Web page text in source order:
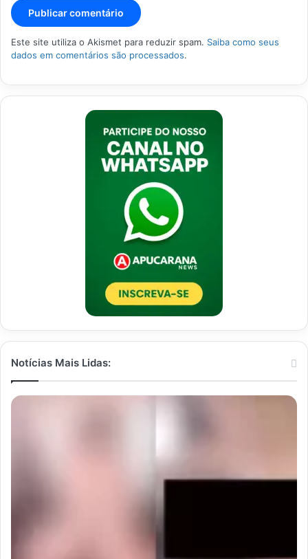
Este site utiliza o Akismet para reduzir spam. Saiba como seus
dados em comentários são processados.
Notícias Mais Lidas: